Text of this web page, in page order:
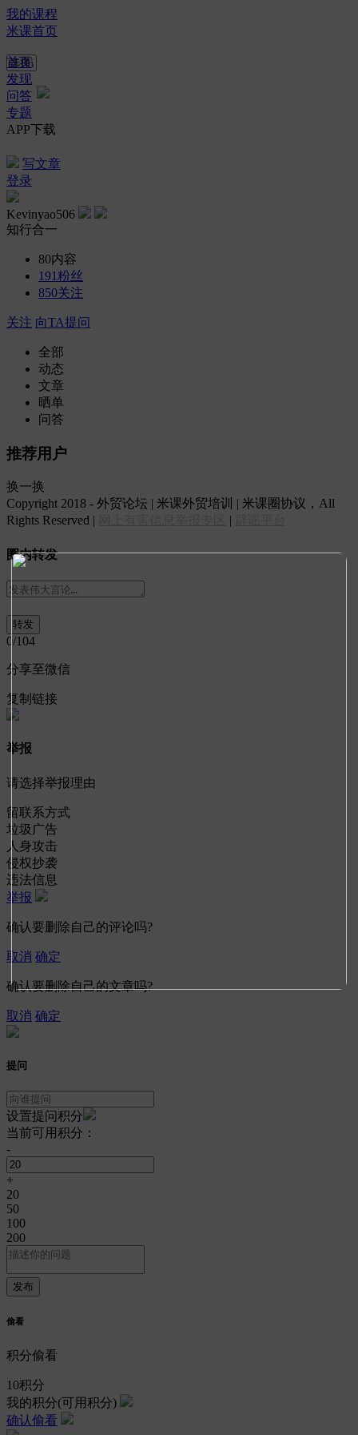
我的课程
米课首页
首页
发现
问答
专题
APP下载
写文章
登录
Kevinyao506
知行合一
80内容
191 粉丝
850关注
关注 向TA提问
全部
动态
文章
晒单
问答
推荐用户
换一换
Copyright 2018 - 外贸论坛 | 米课外贸培训 | 米课圈协议，All
Rights Reserved |
|
圈内转发
0/104
分享至微信
复制链接
举报
请选择举报理由
留联系方式
垃圾广告
人身攻击
侵权抄袭
违法信息
举报
确认要删除自己的评论吗?
取消 确定
确认要删除自己的文章吗?
取消 确定
提问
设置提问积分
当前可用积分：
-
+
20
50
100
200
偷看
积分偷看
10积分
我的积分(可用积分)
确认偷看